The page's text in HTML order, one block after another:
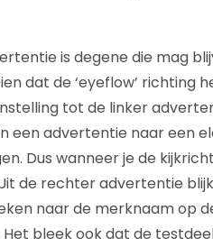
is degene die mag
dat de ‘eyeflow’ richting
tot de linker
een advertentie naar een
Dus wanneer je de
de rechter advertentie
naar de merknaam op
bleek ook dat de